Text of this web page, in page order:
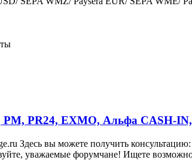
PR24, EXMO, Альфа CASH-
Здесь вы можете получить консультацию:
уважаемые форумчане! Ищете